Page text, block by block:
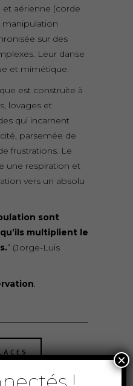
aérienne (corde
manipulation
sur des
Leur danse
et mimétique.
est construite à
lovages et
qui incarnent
parsemée de
frustrations. Le
une respiration et
vers un absolu
sont
multiplient le
” (Jorge-Luis
×